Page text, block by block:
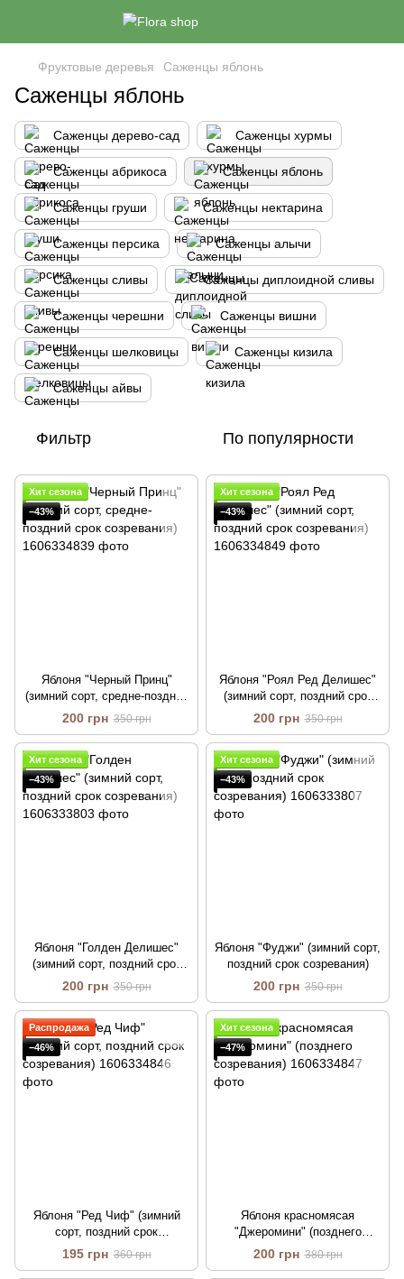
Фруктовые деревья Саженцы яблонь
Саженцы яблонь
Саженцы дерево-сад Саженцы хурмы
Саженцы абрикоса Саженцы яблонь
Саженцы груши Саженцы нектарина
Саженцы персика Саженцы алычи
Саженцы сливы Саженцы диплоидной сливы
Саженцы черешни Саженцы вишни
Саженцы шелковицы Саженцы кизила
Саженцы айвы
Фильтр По популярности
Хит сезона
−43%
Яблоня "Черный Принц"
(зимний сорт, средне-поздний
срок созревания)
200 грн 350 грн
Хит сезона
−43%
Яблоня "Роял Ред Делишес"
(зимний сорт, поздний срок
созревания)
200 грн 350 грн
Хит сезона
−43%
Яблоня "Голден Делишес"
(зимний сорт, поздний срок
созревания)
200 грн 350 грн
Хит сезона
−43%
Яблоня "Фуджи" (зимний сорт,
поздний срок созревания)
200 грн 350 грн
Распродажа
−46%
Яблоня "Ред Чиф" (зимний
сорт, поздний срок
созревания)
195 грн 360 грн
Хит сезона
−47%
Яблоня красномясая
"Джеромини" (позднего
созревания)
200 грн 380 грн